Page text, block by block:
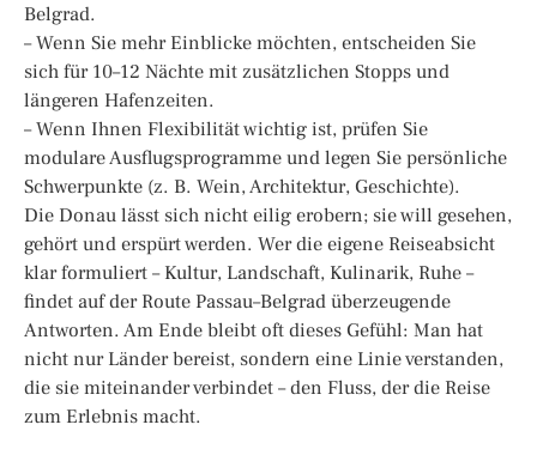
Belgrad.
– Wenn Sie mehr Einblicke möchten, entscheiden Sie
sich für 10–12 Nächte mit zusätzlichen Stopps und
längeren Hafenzeiten.
– Wenn Ihnen Flexibilität wichtig ist, prüfen Sie
modulare Ausflugsprogramme und legen Sie persönliche
Schwerpunkte (z. B. Wein, Architektur, Geschichte).
Die Donau lässt sich nicht eilig erobern; sie will gesehen,
gehört und erspürt werden. Wer die eigene Reiseabsicht
klar formuliert – Kultur, Landschaft, Kulinarik, Ruhe –
findet auf der Route Passau–Belgrad überzeugende
Antworten. Am Ende bleibt oft dieses Gefühl: Man hat
nicht nur Länder bereist, sondern eine Linie verstanden,
die sie miteinander verbindet – den Fluss, der die Reise
zum Erlebnis macht.